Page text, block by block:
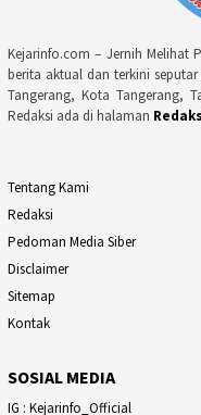
Kejarinfo.com – Jernih Melihat
berita aktual dan terkini
Tangerang, Kota Tangerang,
Redaksi ada di halaman
Tentang Kami
Redaksi
Pedoman Media Siber
Disclaimer
Sitemap
Kontak
SOSIAL MEDIA
IG : Kejarinfo_Official